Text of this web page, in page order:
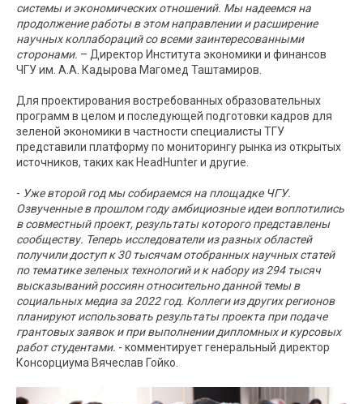
системы и экономических отношений. Мы надеемся на
продолжение работы в этом направлении и расширение
научных коллабораций со всеми заинтересованными
сторонами. – Директор Института экономики и финансов
ЧГУ им. А.А. Кадырова Магомед Таштамиров.
Для проектирования востребованных образовательных
программ в целом и последующей подготовки кадров для
зеленой экономики в частности специалисты ТГУ
представили платформу по мониторингу рынка из открытых
источников, таких как HeadHunter и другие.
- Уже второй год мы собираемся на площадке ЧГУ.
Озвученные в прошлом году амбициозные идеи воплотились
в совместный проект, результаты которого представлены
сообществу. Теперь исследователи из разных областей
получили доступ к 30 тысячам отобранных научных статей
по тематике зеленых технологий и к набору из 294 тысяч
высказываний россиян относительно данной темы в
социальных медиа за 2022 год. Коллеги из других регионов
планируют использовать результаты проекта при подаче
грантовых заявок и при выполнении дипломных и курсовых
работ студентами. - комментирует генеральный директор
Консорциума Вячеслав Гойко.